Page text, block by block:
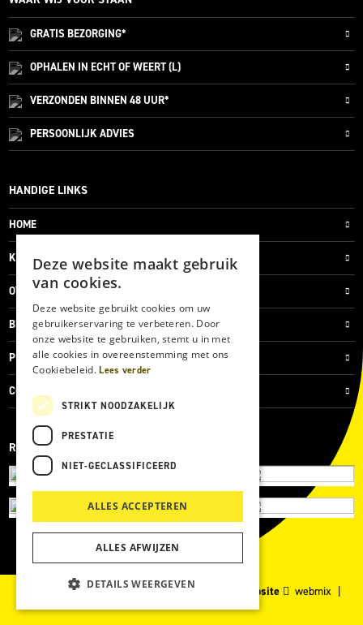
GRATISBEZORGING*
OPHALEN IN ECHT OF WEERT (L)
VERZONDEN BINNEN 48 UUR*
PERSOONLIJKADVIES
HANDIGE LINKS
HOME
KLANTENSERVICE
OVER ONS
BLOG
PRIVACYVERKLARING
COOKIES
REVIEWMERK
© 2026 Kärcher Store Blankers |Maatwerk website webmix |
Deze website maakt gebruik
van cookies.
Deze website gebruikt cookies om uw
gebruikerservaring te verbeteren. Door
onze website te gebruiken, stemt u in met
alle cookies in overeenstemming met ons
Cookiebeleid.Lees verder
STRIKT NOODZAKELIJK
PRESTATIE
NIET-GECLASSIFICEERD
ALLES ACCEPTEREN
ALLES AFWIJZEN
DETAILS WEERGEVEN